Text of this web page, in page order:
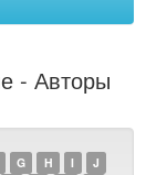
- Авторы
G H I
J